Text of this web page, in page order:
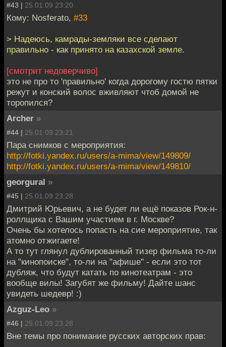
#43 | 25.01.09 23:20
Кому: Nosferato, #33
> Надеюсь, камрады-земляки все сделают
правильно - как принято на казахской земле.
[cмотрит недоверчиво]
это не про то 'правильно' когда дорогому гостю пятки
режут и конский волос вживляют чтоб домой не
торопился?
Archer »
#44 | 25.01.09 23:21
Пара снимков с мероприятия:
http://fotki.yandex.ru/users/a-mima/view/149809/
http://fotki.yandex.ru/users/a-mima/view/149810/
georgural »
#45 | 25.01.09 23:28
Дмитрий Юрьевич, а не будет ли ещё показов Рок-н-
роллщика с Вашим участием в г. Москве?
Очень бы хотелось попасть на сие мероприятие, так
атомно отжигаете!
А то тут глянул дублированный тизер фильма то-ли
на "кинопоиске", то-ли на "афише" - если это тот
дубляж, что будут катать по кинотеатрам - это
вообще вилы! Загубят же фильму! Дайте шанс
увидеть шедевр! :)
Azguz-Leo »
#46 | 25.01.09 23:28
Вне темы про понимание русских авторских прав: